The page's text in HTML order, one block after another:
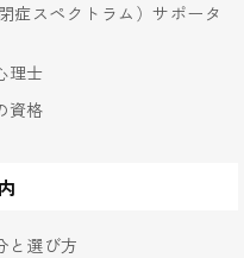
症スペクトラム）サポータ
理士
資格
と選び方